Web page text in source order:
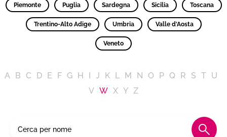
Piemonte Puglia Sardegna Sicilia Toscana
Trentino-Alto Adige Umbria Valle d'Aosta
Veneto
A B C D E F G H J K L M N O P Q R S T U
V W X Y Z